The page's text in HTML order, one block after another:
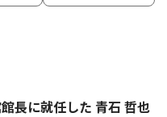
長に就任した 青石 哲也